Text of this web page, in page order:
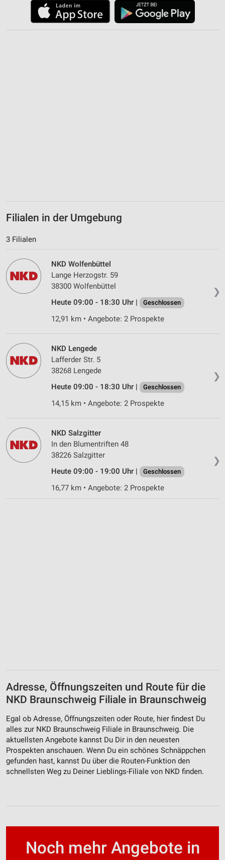
Filialen in der Umgebung
3 Filialen
❯
NKD Wolfenbüttel
Lange Herzogstr. 59
38300 Wolfenbüttel
Heute 09:00 - 18:30 Uhr |
Geschlossen
12,91 km • Angebote: 2 Prospekte
❯
NKD Lengede
Lafferder Str. 5
38268 Lengede
Heute 09:00 - 18:30 Uhr |
Geschlossen
14,15 km • Angebote: 2 Prospekte
❯
NKD Salzgitter
In den Blumentriften 48
38226 Salzgitter
Heute 09:00 - 19:00 Uhr |
Geschlossen
16,77 km • Angebote: 2 Prospekte
Adresse, Öffnungszeiten und Route für die
NKD Braunschweig Filiale in Braunschweig
Egal ob Adresse, Öffnungszeiten oder Route, hier findest Du
alles zur NKD Braunschweig Filiale in Braunschweig. Die
aktuellsten Angebote kannst Du Dir in den neuesten
Prospekten anschauen. Wenn Du ein schönes Schnäppchen
gefunden hast, kannst Du über die Routen-Funktion den
schnellsten Weg zu Deiner Lieblings-Filiale von NKD finden.
Noch mehr Angebote in
Erstellung von Profilen zur Personalisierung
von Inhalten
Geräte anhand von aktiv angeforderten
Informationen identifizieren
Notwendig
Performance